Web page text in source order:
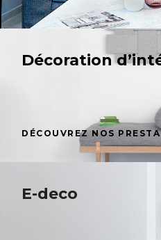
Décoration
DÉCOUVREZ NOS
E-deco